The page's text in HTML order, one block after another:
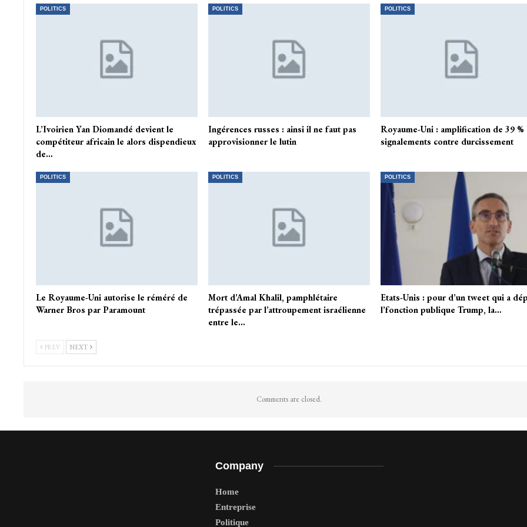
POLITICS
L’Ivoirien Yan Diomandé devient le
compétiteur africain le alors dispendieux
de…
POLITICS
Ingérences russes : ainsi il ne faut pas
approvisionner le lutin
POLITICS
Royaume-Uni : amplification de 39 %
signalements contre durcissement
POLITICS
Le Royaume-Uni autorise le réméré de
Warner Bros par Paramount
POLITICS
Mort d’Amal Khalil, pamphlétaire
trépassée par l’attroupement israélienne
entre le…
POLITICS
Etats-Unis : pour d’un tweet qui a
l’fonction publique Trump, la…
PREV NEXT
Comments are closed.
Company
Home
Entreprise
Politique